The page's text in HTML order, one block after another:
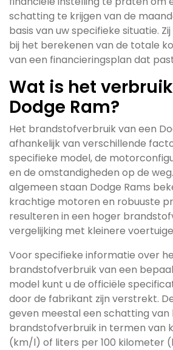
schatting te krijgen van de
basis van uw specifieke situatie.
bij het berekenen van de totale
van een financieringsplan dat
Wat is het
Dodge Ram?
Het brandstofverbruik van een
afhankelijk van verschillende
specifieke model, de
en de omstandigheden op de
algemeen staan Dodge Rams
krachtige motoren en robuuste
resulteren in een hoger
vergelijking met kleinere
Voor specifieke informatie over
brandstofverbruik van een
model kunt u de officiële
door de fabrikant zijn verstrekt.
geven meestal een schatting van
brandstofverbruik in termen van
(km/l) of liters per 100 kilometer